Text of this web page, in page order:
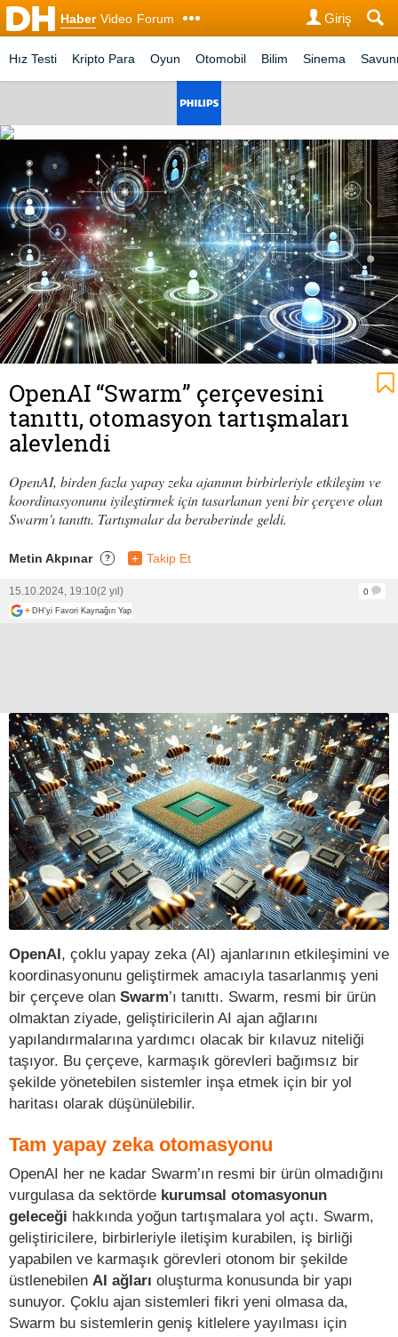
Haber Video Forum Giriş
Hız Testi Kripto Para Oyun Otomobil Bilim Sinema
OpenAI “Swarm” çerçevesini
tanıttı, otomasyon tartışmaları
alevlendi
OpenAI, birden fazla yapay zeka ajanının birbirleriyle etkileşim ve
koordinasyonunu iyileştirmek için tasarlanan yeni bir çerçeve olan
Swarm'ı tanıttı. Tartışmalar da beraberinde geldi.
Metin Akpınar ? + Takip Et
15.10.2024, 19:10(2 yıl)
0
+ DH'yi Favori Kaynağın Yap
OpenAI, çoklu yapay zeka (AI) ajanlarının etkileşimini ve
koordinasyonunu geliştirmek amacıyla tasarlanmış yeni
bir çerçeve olan Swarm’ı tanıttı. Swarm, resmi bir ürün
olmaktan ziyade, geliştiricilerin AI ajan ağlarını
yapılandırmalarına yardımcı olacak bir kılavuz niteliği
taşıyor. Bu çerçeve, karmaşık görevleri bağımsız bir
şekilde yönetebilen sistemler inşa etmek için bir yol
haritası olarak düşünülebilir.
Tam yapay zeka otomasyonu
OpenAI her ne kadar Swarm’ın resmi bir ürün olmadığını
vurgulasa da sektörde kurumsal otomasyonun
geleceği hakkında yoğun tartışmalara yol açtı. Swarm,
geliştiricilere, birbirleriyle iletişim kurabilen, iş birliği
yapabilen ve karmaşık görevleri otonom bir şekilde
üstlenebilen AI ağları oluşturma konusunda bir yapı
sunuyor. Çoklu ajan sistemleri fikri yeni olmasa da,
Swarm bu sistemlerin geniş kitlelere yayılması için